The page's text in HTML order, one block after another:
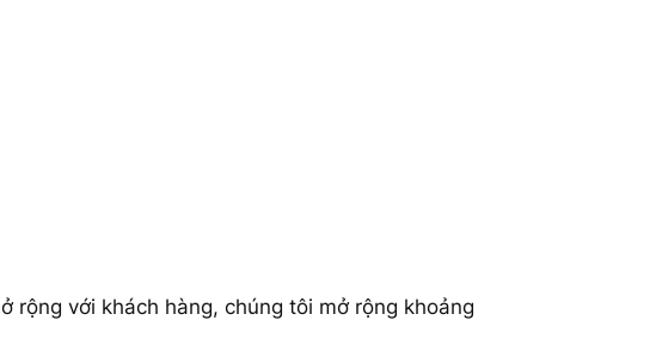
rộng với khách hàng, chúng tôi mở rộng khoảng